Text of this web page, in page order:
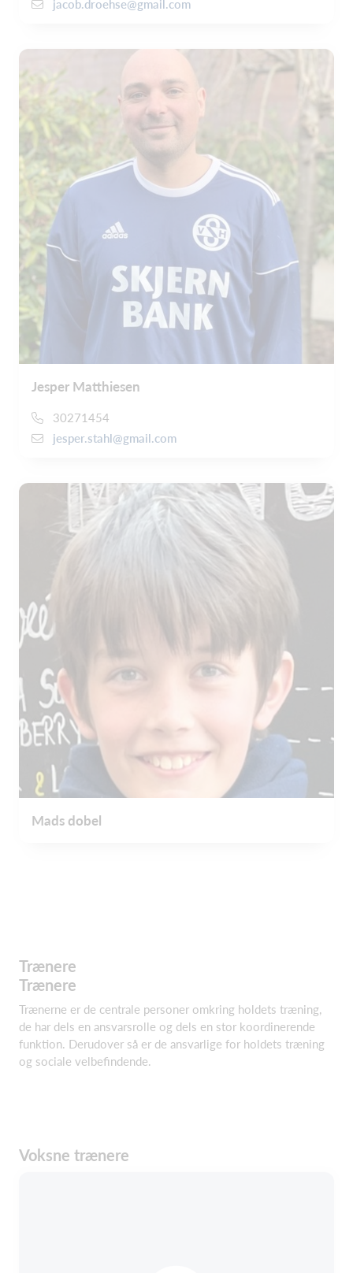
jacob.droehse@gmail.com
Jesper Matthiesen
30271454
jesper.stahl@gmail.com
Mads dobel
Trænere
Trænere
Trænerne er de centrale personer omkring holdets træning,
de har dels en ansvarsrolle og dels en stor koordinerende
funktion. Derudover så er de ansvarlige for holdets træning
og sociale velbefindende.
Voksne trænere